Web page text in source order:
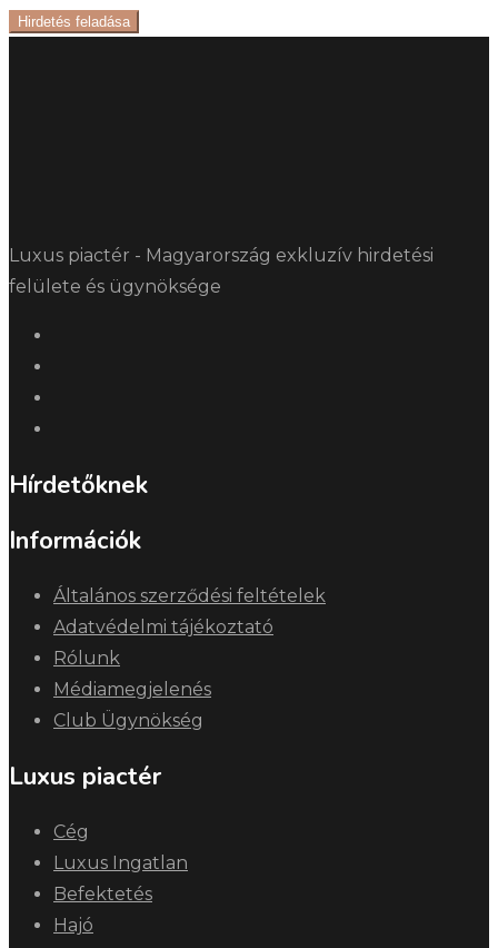
Hirdetés feladása
Luxus piactér - Magyarország exkluzív hirdetési
felülete és ügynöksége
Hírdetőknek
Információk
Általános szerződési feltételek
Adatvédelmi tájékoztató
Rólunk
Médiamegjelenés
Club Ügynökség
Luxus piactér
Cég
Luxus Ingatlan
Befektetés
Hajó